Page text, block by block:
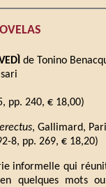
de Tonino
pp. 240, € 18,00)
, Gallimard,
8, pp. 269, € 18,20)
informelle qui
quelques mots